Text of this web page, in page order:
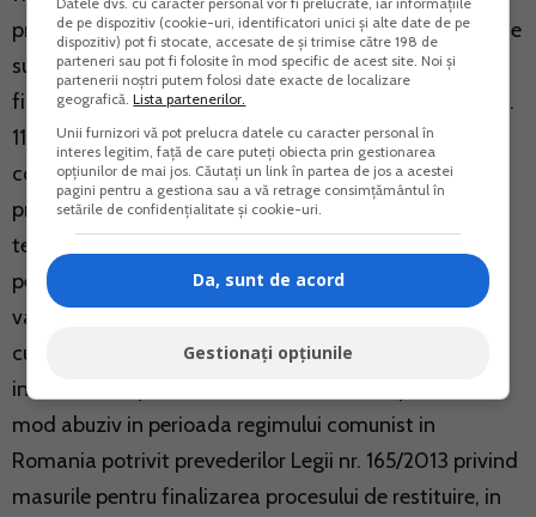
prevazute la art. 682 din Codul fiscal si venituri din alte
surse prevazute la art. 114 alin. (2) lit. k1) din Codul
fiscal” se cuprind veniturile prevazute la art. 682 si art.
114 alin. (2) lit. k1) din Codul fiscal, realizate de catre
contribuabili, altii decat titularul dreptului de
proprietate, fost proprietar sau mostenitorii legali ori
testamentari ai acestuia, de la Autoritatea Nationala
pentru Restituirea Proprietatilor, ca urmare a
valorificarii dreptului de creanta dobandit in legatura
cu masurile pentru finalizarea procesului de restituire,
in natura sau prin echivalent, a imobilelor preluate in
mod abuziv in perioada regimului comunist in
Romania potrivit prevederilor Legii nr. 165/2013 privind
masurile pentru finalizarea procesului de restituire, in
de pe dispozitiv (cookie-uri, identificatori unici și alte date de pe
dispozitiv) pot fi stocate, accesate de și trimise către 198 de
parteneri sau pot fi folosite în mod specific de acest site. Noi și
partenerii noștri putem folosi date exacte de localizare
geografică.Lista partenerilor.
Unii furnizori vă pot prelucra datele cu caracter personal în
interes legitim, față de care puteți obiecta prin gestionarea
opțiunilor de mai jos. Căutați un link în partea de jos a acestei
pagini pentru a gestiona sau a vă retrage consimțământul în
setările de confidențialitate și cookie-uri.
Da, sunt de acord
Gestionați opțiunile